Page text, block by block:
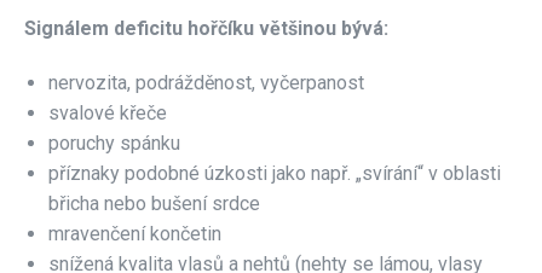
Signálem deficitu hořčíku většinou bývá:
nervozita, podrážděnost, vyčerpanost
svalové křeče
poruchy spánku
příznaky podobné úzkosti jako např. „svírání“ v oblasti
břicha nebo bušení srdce
mravenčení končetin
snížená kvalita vlasů a nehtů (nehty se lámou, vlasy